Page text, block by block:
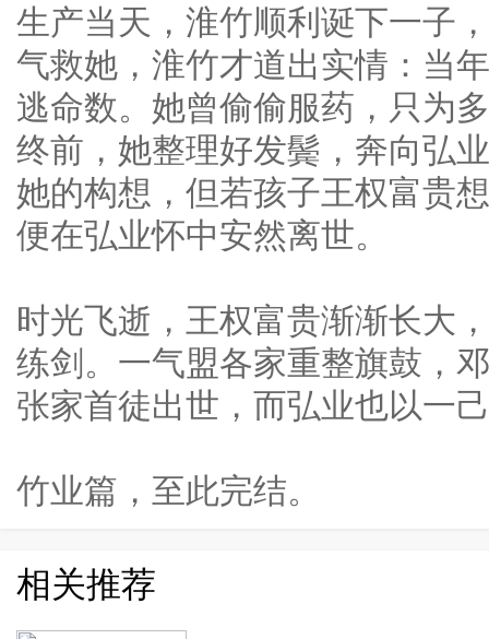
生产当天，淮竹顺利诞下一子
气救她，淮竹才道出实情：当
逃命数。她曾偷偷服药，只为
终前，她整理好发鬓，奔向弘
她的构想，但若孩子王权富贵
便在弘业怀中安然离世。
时光飞逝，王权富贵渐渐长大
练剑。一气盟各家重整旗鼓，
张家首徒出世，而弘业也以一
竹业篇，至此完结。
相关推荐